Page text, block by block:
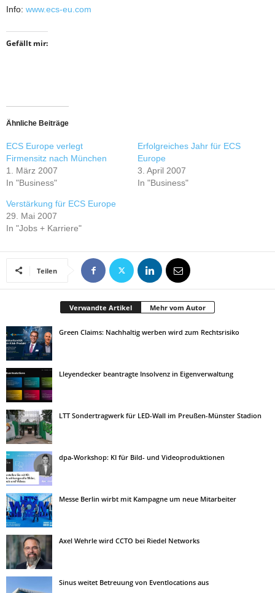
Info: www.ecs-eu.com
Gefällt mir:
Ähnliche Beiträge
ECS Europe verlegt
Firmensitz nach München
1. März 2007
In "Business"
Erfolgreiches Jahr für ECS
Europe
3. April 2007
In "Business"
Verstärkung für ECS Europe
29. Mai 2007
In "Jobs + Karriere"
Teilen
Verwandte Artikel Mehr vom Autor
Green Claims: Nachhaltig werben wird zum Rechtsrisiko
Lleyendecker beantragte Insolvenz in Eigenverwaltung
LTT Sondertragwerk für LED-Wall im Preußen-Münster Stadion
dpa-Workshop: KI für Bild- und Videoproduktionen
Messe Berlin wirbt mit Kampagne um neue Mitarbeiter
Axel Wehrle wird CCTO bei Riedel Networks
Sinus weitet Betreuung von Eventlocations aus